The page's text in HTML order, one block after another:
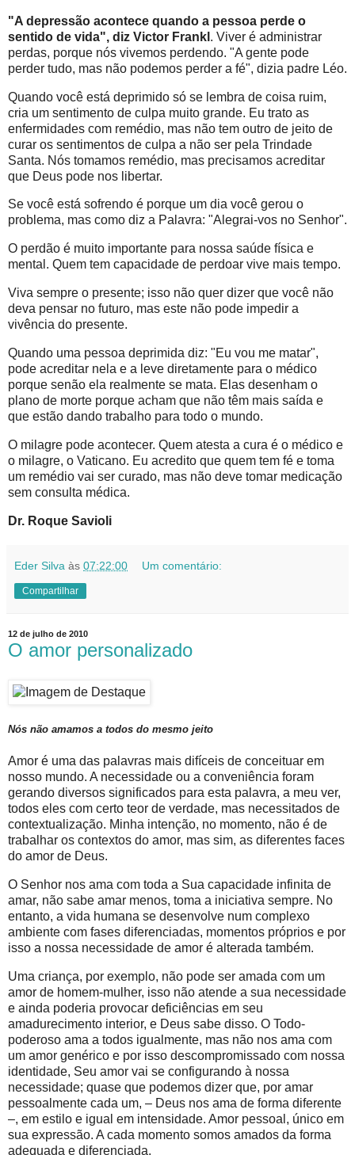
"A depressão acontece quando a pessoa perde o
sentido de vida", diz Victor Frankl . Viver é administrar
perdas, porque nós vivemos perdendo. "A gente pode
perder tudo, mas não podemos perder a fé", dizia padre Léo.
Quando você está deprimido só se lembra de coisa ruim,
cria um sentimento de culpa muito grande. Eu trato as
enfermidades com remédio, mas não tem outro de jeito de
curar os sentimentos de culpa a não ser pela Trindade
Santa. Nós tomamos remédio, mas precisamos acreditar
que Deus pode nos libertar.
Se você está sofrendo é porque um dia você gerou o
problema, mas como diz a Palavra: "Alegrai-vos no Senhor".
O perdão é muito importante para nossa saúde física e
mental. Quem tem capacidade de perdoar vive mais tempo.
Viva sempre o presente; isso não quer dizer que você não
deva pensar no futuro, mas este não pode impedir a
vivência do presente.
Quando uma pessoa deprimida diz: "Eu vou me matar",
pode acreditar nela e a leve diretamente para o médico
porque senão ela realmente se mata. Elas desenham o
plano de morte porque acham que não têm mais saída e
que estão dando trabalho para todo o mundo.
O milagre pode acontecer. Quem atesta a cura é o médico e
o milagre, o Vaticano. Eu acredito que quem tem fé e toma
um remédio vai ser curado, mas não deve tomar medicação
sem consulta médica.
Dr. Roque Savioli
Eder Silva às 07:22:00 Um comentário:
Compartilhar
12 de julho de 2010
O amor personalizado
Nós não amamos a todos do mesmo jeito
Amor é uma das palavras mais difíceis de conceituar em
nosso mundo. A necessidade ou a conveniência foram
gerando diversos significados para esta palavra, a meu ver,
todos eles com certo teor de verdade, mas necessitados de
contextualização. Minha intenção, no momento, não é de
trabalhar os contextos do amor, mas sim, as diferentes faces
do amor de Deus.
O Senhor nos ama com toda a Sua capacidade infinita de
amar, não sabe amar menos, toma a iniciativa sempre. No
entanto, a vida humana se desenvolve num complexo
ambiente com fases diferenciadas, momentos próprios e por
isso a nossa necessidade de amor é alterada também.
Uma criança, por exemplo, não pode ser amada com um
amor de homem-mulher, isso não atende a sua necessidade
e ainda poderia provocar deficiências em seu
amadurecimento interior, e Deus sabe disso. O Todo-
poderoso ama a todos igualmente, mas não nos ama com
um amor genérico e por isso descompromissado com nossa
identidade, Seu amor vai se configurando à nossa
necessidade; quase que podemos dizer que, por amar
pessoalmente cada um, – Deus nos ama de forma diferente
–, em estilo e igual em intensidade. Amor pessoal, único em
sua expressão. A cada momento somos amados da forma
adequada e diferenciada.